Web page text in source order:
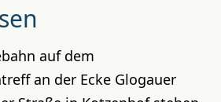
auf dem
an der Ecke Glogauer